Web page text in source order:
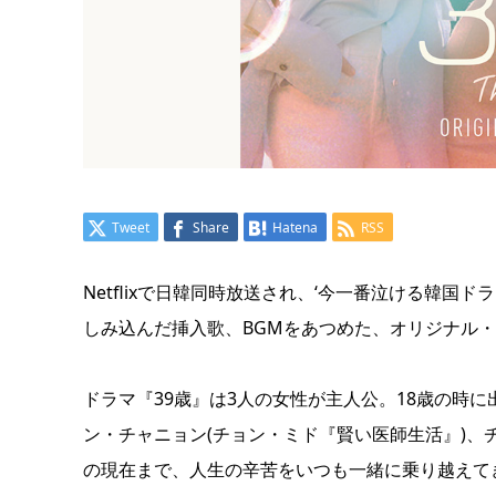
Tweet Share Hatena RSS
Netflixで日韓同時放送され、‘今一番泣ける韓国ド
しみ込んだ挿入歌、BGMをあつめた、オリジナル
ドラマ『39歳』は3人の女性が主人公。18歳の時
ン・チャニョン(チョン・ミド『賢い医師生活』)
の現在まで、人生の辛苦をいつも一緒に乗り越え